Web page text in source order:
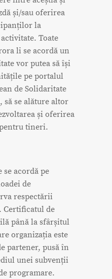
și/sau oferirea
la
Toate
li se acordă un
vor putea să își
pe portalul
de Solidaritate
să se alăture altor
și oferirea
tineri.
acordă pe
de
respectării
Certificatul de
până la sfârșitul
organizația este
partener, pusă în
unei subvenții
programare.